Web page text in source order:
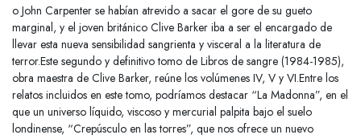
o John Carpenter se habían atrevido a sacar el gore de su gueto
marginal, y el joven británico Clive Barker iba a ser el encargado de
llevar esta nueva sensibilidad sangrienta y visceral a la literatura de
terror.Este segundo y definitivo tomo de Libros de sangre (1984-1985),
obra maestra de Clive Barker, reúne los volúmenes IV, V y VI.Entre los
relatos incluidos en este tomo, podríamos destacar “La Madonna”, en el
que un universo líquido, viscoso y mercurial palpita bajo el suelo
londinense, “Crepúsculo en las torres”, que nos ofrece un nuevo